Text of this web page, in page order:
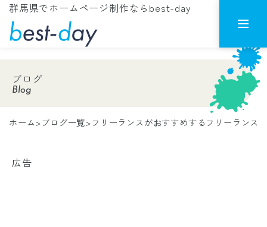
群馬県でホームページ制作ならbest-day
Blog
ブログ
ホーム>ブログ一覧>フリーランスがおすすめするフリーランス
広告